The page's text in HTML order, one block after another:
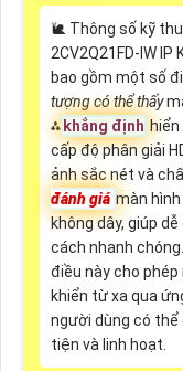
🐌 Thông số kỹ
2CV2Q21FD-IW IP
bao gồm một số
tượng có thể thấy
⁂ khẳng định
cấp độ phân giải
ảnh sắc nét và
đánh giá màn
không dây, giúp
cách nhanh
điều này cho
khiển từ xa qua
người dùng có
tiện và linh hoạt.